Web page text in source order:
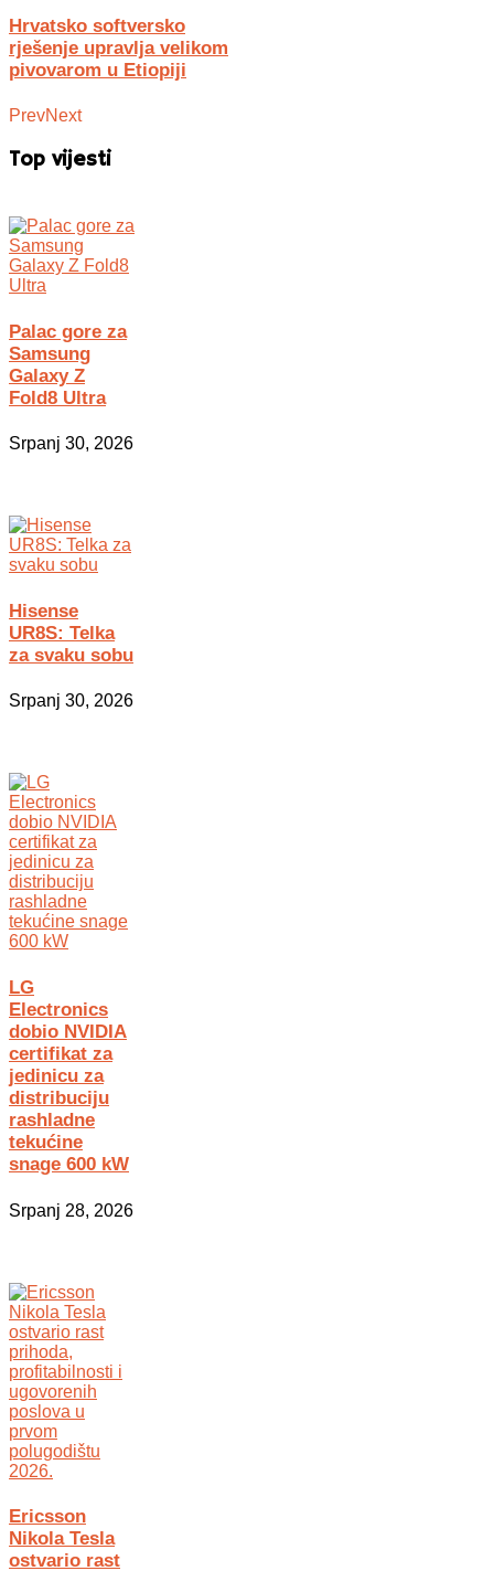
Hrvatsko softversko
rješenje upravlja velikom
pivovarom u Etiopiji
PrevNext
Top vijesti
Palac gore za
Samsung
Galaxy Z
Fold8 Ultra
Srpanj 30, 2026
Hisense
UR8S: Telka
za svaku sobu
Srpanj 30, 2026
LG
Electronics
dobio NVIDIA
certifikat za
jedinicu za
distribuciju
rashladne
tekućine
snage 600 kW
Srpanj 28, 2026
Ericsson
Nikola Tesla
ostvario rast